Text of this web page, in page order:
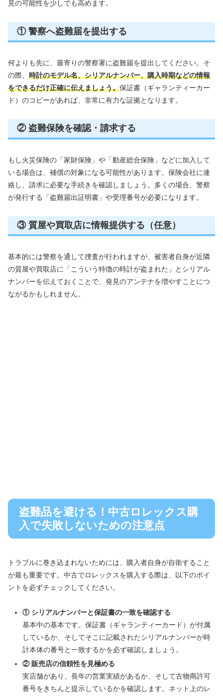
見の可能性を少しでも高めます。
① 警察へ盗難届を提出する
何よりも先に、最寄りの警察署に盗難届を提出してください。そ
の際、 時計のモデル名、シリアルナンバー、購入時期などの情報
をできるだけ正確に伝えましょう。保証書（ギャランティーカー
ド）のコピーがあれば、非常に有力な証拠となります。
② 盗難保険を確認・請求する
もし火災保険の「家財保険」や「動産総合保険」などに加入して
いる場合は、補償の対象になる可能性があります。保険会社に連
絡し、請求に必要な手続きを確認しましょう。多くの場合、警察
が発行する「盗難届出証明書」や受理番号が必要になります。
③ 質屋や買取店に情報提供する（任意）
基本的には警察を通して捜査が行われますが、被害者自身が近隣
の質屋や買取店に「こういう特徴の時計が盗まれた」とシリアル
ナンバーを伝えておくことで、発見のアンテナを増やすことにつ
ながるかもしれません。
盗難品を避ける！中古ロレックス購
入で失敗しないための注意点
トラブルに巻き込まれないためには、購入者自身が自衛すること
が最も重要です。中古でロレックスを購入する際は、以下のポイ
ントを必ずチェックしてください。
① シリアルナンバーと保証書の一致を確認する
基本中の基本です。保証書（ギャランティーカード）が付属
しているか、そしてそこに記載されたシリアルナンバーが時
計本体の番号と一致するかを必ず確認しましょう。
② 販売店の信頼性を見極める
実店舗があり、長年の営業実績があるか、そして古物商許可
番号をきちんと提示しているかを確認します。ネット上のレ